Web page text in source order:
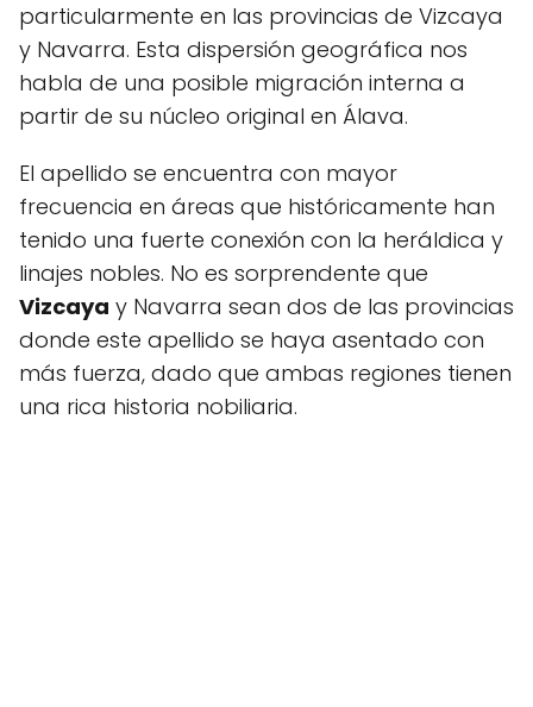
particularmente en las provincias de Vizcaya
y Navarra. Esta dispersión geográfica nos
habla de una posible migración interna a
partir de su núcleo original en Álava.
El apellido se encuentra con mayor
frecuencia en áreas que históricamente han
tenido una fuerte conexión con la heráldica y
linajes nobles. No es sorprendente que
Vizcaya y Navarra sean dos de las provincias
donde este apellido se haya asentado con
más fuerza, dado que ambas regiones tienen
una rica historia nobiliaria.